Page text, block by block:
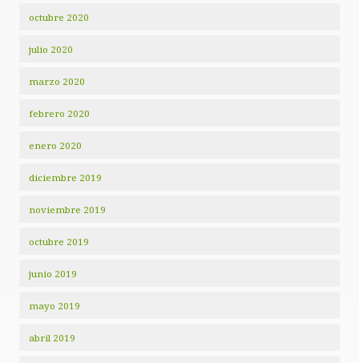
octubre 2020
julio 2020
marzo 2020
febrero 2020
enero 2020
diciembre 2019
noviembre 2019
octubre 2019
junio 2019
mayo 2019
abril 2019